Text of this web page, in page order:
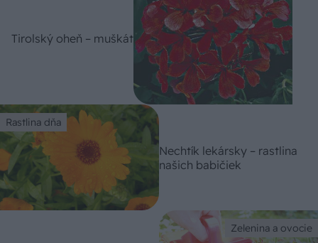
Tirolský oheň – muškát
Rastlina dňa
Nechtík lekársky – rastlina
našich babičiek
Zelenina a ovocie